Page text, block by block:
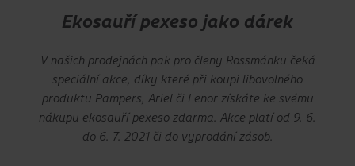
Ekosauří pexeso jako dárek
V našich prodejnách pak pro členy Rossmánku čeká
speciální akce, díky které při koupi libovolného
produktu Pampers, Ariel či Lenor získáte ke svému
nákupu ekosauří pexeso zdarma. Akce platí od 9. 6.
do 6. 7. 2021 či do vyprodání zásob.